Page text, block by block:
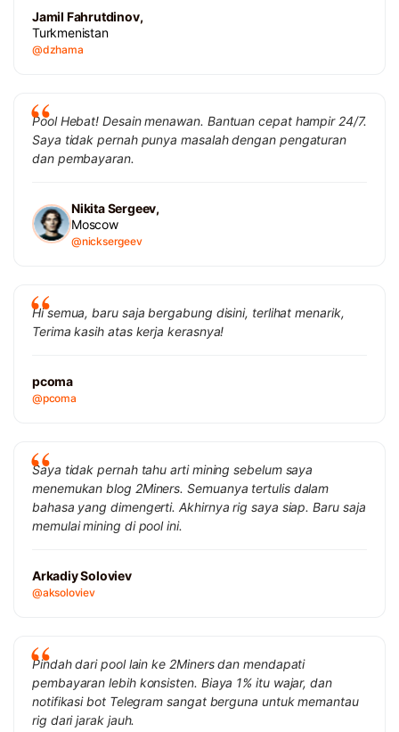
Jamil Fahrutdinov,
Turkmenistan
@dzhama
Pool Hebat! Desain menawan. Bantuan cepat hampir 24/7.
Saya tidak pernah punya masalah dengan pengaturan
dan pembayaran.
Nikita Sergeev,
Moscow
@nicksergeev
Hi semua, baru saja bergabung disini, terlihat menarik,
Terima kasih atas kerja kerasnya!
pcoma
@pcoma
Saya tidak pernah tahu arti mining sebelum saya
menemukan blog 2Miners. Semuanya tertulis dalam
bahasa yang dimengerti. Akhirnya rig saya siap. Baru saja
memulai mining di pool ini.
Arkadiy Soloviev
@aksoloviev
Pindah dari pool lain ke 2Miners dan mendapati
pembayaran lebih konsisten. Biaya 1% itu wajar, dan
notifikasi bot Telegram sangat berguna untuk memantau
rig dari jarak jauh.